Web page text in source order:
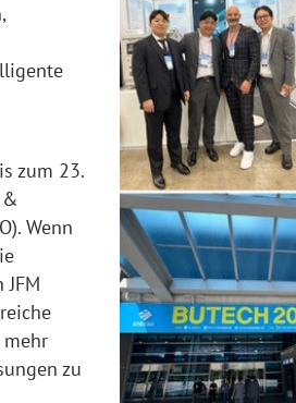
zum 23.
Wenn
mehr
zu